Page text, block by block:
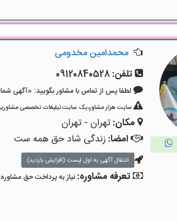
محمدامین مخدومی
تلفن: 09120840528
لطفا پس از تماس با مشاور بگویید: «آگهی شما را در
سایت هزار مشاور،یک سایت تبلیغات تخصصی
مکان:تهران - تهران
امضا: زندگی شاد حق همه ست
انتقال آگهی به اول لیست (افزایش بازدید)
تعرفه مشاوره:نیاز به پرداخت حق